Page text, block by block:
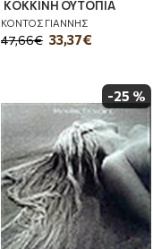
ΚΟΚΚΙΝΗ ΟΥΤΟΠΙΑ
ΚΟΝΤΟΣ ΓΙΑΝΝΗΣ
33,37€
47,66€
-25 %